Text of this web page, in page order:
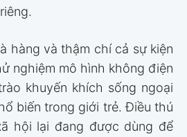
hàng và thậm chí cả sự kiện
nghiệm mô hình không điện
khuyến khích sống ngoại
biến trong giới trẻ. Điều thú
hội lại đang được dùng để